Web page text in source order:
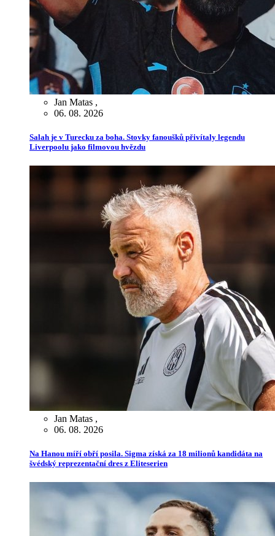
Jan Matas ,
06. 08. 2026
Salah je v Turecku za boha. Stovky fanoušků přivítaly legendu
Liverpoolu jako filmovou hvězdu
Jan Matas ,
06. 08. 2026
Na Hanou míří obří posila. Sigma získá za 18 milionů kandidáta na
švédský reprezentační dres z Eliteserien